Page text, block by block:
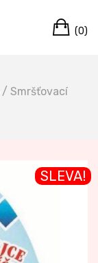
(0)
/ Smršťovací
SLEVA!